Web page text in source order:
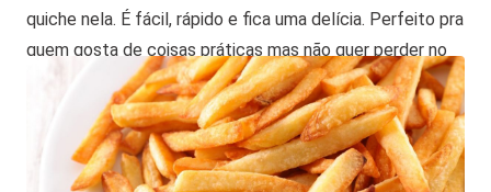
quiche nela. É fácil, rápido e fica uma delícia. Perfeito pra
quem gosta de coisas práticas mas não quer perder no
sabor. Continue lendo para ver a receita. Confira nossos
últimos Reviews de AirFryer: